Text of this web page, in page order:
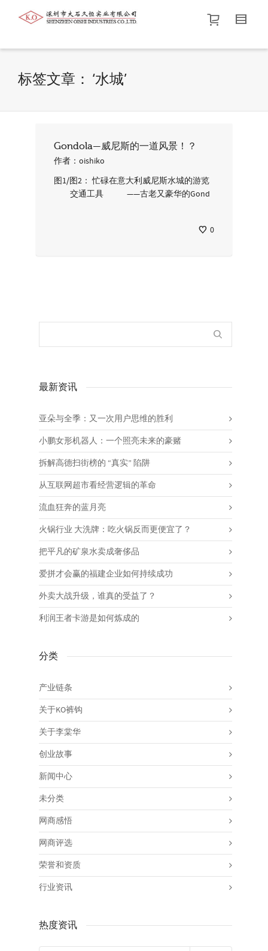
帮我查找新的衬衫尺码
价格介于
标签文章： ‘水城’
Gondola—威尼斯的一道风景！？
作者： oishiko
图1/图2： 忙碌在意大利威尼斯水城的游览
交通工具 ——古老又豪华的Gond
0
最新资讯
亚朵与全季：又一次用户思维的胜利
小鹏女形机器人：一个照亮未来的豪赌
拆解高德扫街榜的 “真实” 陷阱
从互联网超市看经营逻辑的革命
流血狂奔的蓝月亮
火锅行业 大洗牌：吃火锅反而更便宜了？
把平凡的矿泉水卖成奢侈品
爱拼才会赢的福建企业如何持续成功
外卖大战升级，谁真的受益了？
利润王者卡游是如何炼成的
分类
产业链条
关于KO裤钩
关于李棠华
创业故事
新闻中心
未分类
网商感悟
网商评选
荣誉和资质
行业资讯
热度资讯